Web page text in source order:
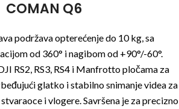
COMAN Q6
podržava opterećenje do 10 kg, sa
od 360° i nagibom od +90°/-60°.
RS2, RS3, RS4 i Manfrotto pločama za
glatko i stabilno snimanje videa za
i vlogere. Savršena je za precizno